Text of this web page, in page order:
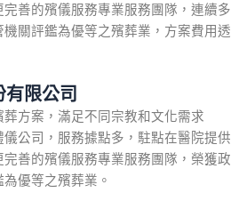
完善的殯儀服務專業服務團隊，連續多
關評鑑為優等之殯葬業，方案費用透
限公司
方案，滿足不同宗教和文化需求
公司，服務據點多，駐點在醫院提供
完善的殯儀服務專業服務團隊，榮獲政
優等之殯葬業。